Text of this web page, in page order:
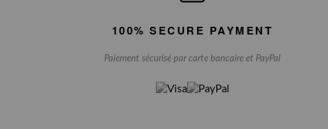
100% SECURE PAYMENT
Paiement sécurisé par carte bancaire et PayPal